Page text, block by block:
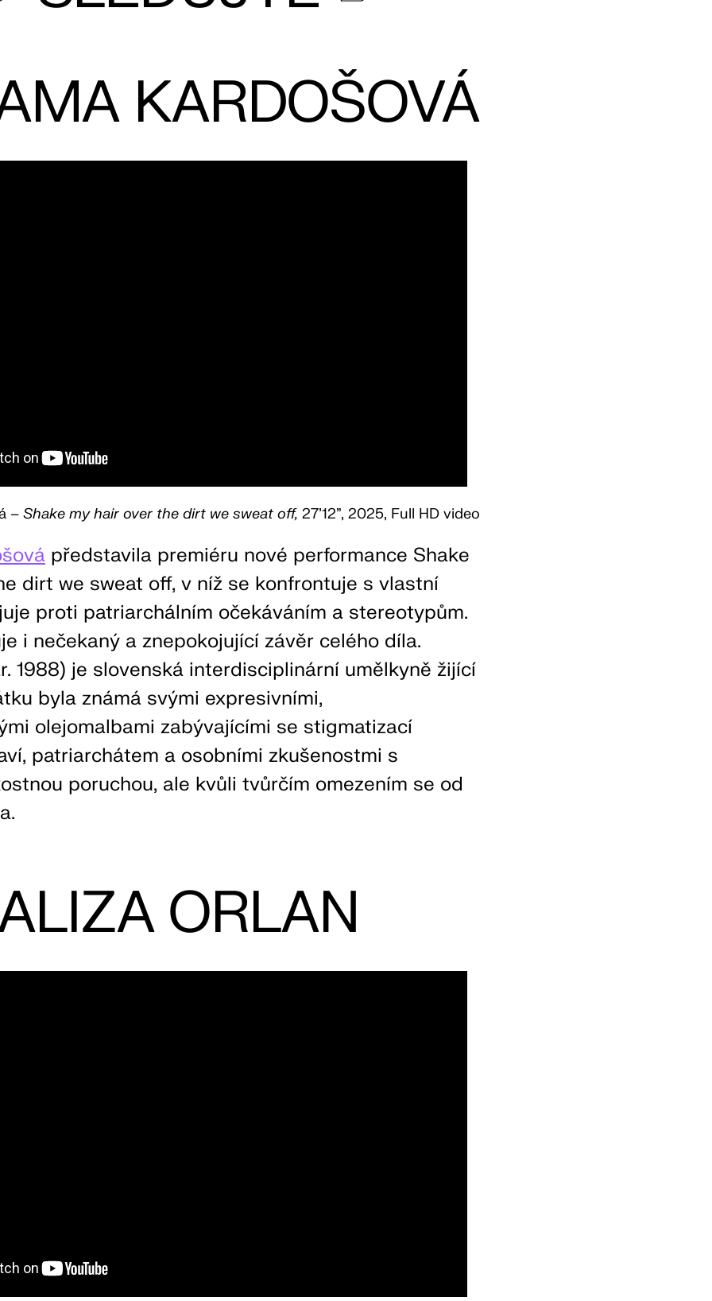
KARDOŠOVÁ
– Shake my hair over the dirt we sweat off, 27’12”, 2025, Full HD video
představila premiéru nové performance Shake
dirt we sweat off, v níž se konfrontuje s vlastní
proti patriarchálním očekáváním a stereotypům.
i nečekaný a znepokojující závěr celého díla.
1988) je slovenská interdisciplinární umělkyně žijící
byla známá svými expresivními,
olejomalbami zabývajícími se stigmatizací
patriarchátem a osobními zkušenostmi s
poruchou, ale kvůli tvůrčím omezením se od
ORLAN